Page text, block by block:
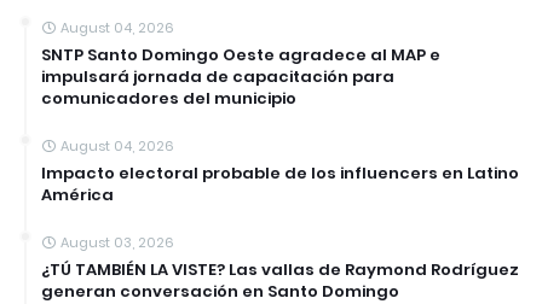
August 04, 2026
SNTP Santo Domingo Oeste agradece al MAP e
impulsará jornada de capacitación para
comunicadores del municipio
August 04, 2026
Impacto electoral probable de los influencers en Latino
América
August 03, 2026
¿TÚ TAMBIÉN LA VISTE? Las vallas de Raymond Rodríguez
generan conversación en Santo Domingo